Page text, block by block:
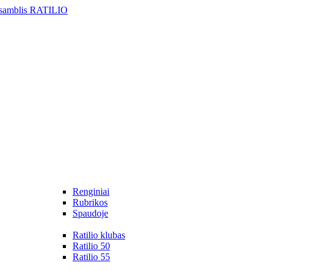
Renginiai
Rubrikos
Spaudoje
Ratilio klubas
Ratilio 50
Ratilio 55